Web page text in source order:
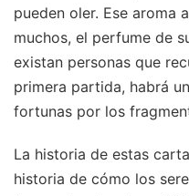
pueden oler. Ese aroma
muchos, el perfume de
existan personas que
primera partida, habrá
fortunas por los
La historia de estas
historia de cómo los